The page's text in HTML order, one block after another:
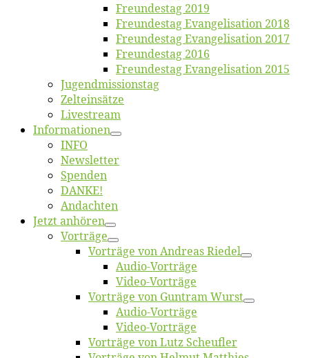
Freun­des­tag 2019
Freun­des­tag Evan­ge­li­sa­ti­on 2018
Freun­des­tag Evan­ge­li­sa­ti­on 2017
Freun­des­tag 2016
Freun­des­tag Evan­ge­li­sa­ti­on 2015
Jugend­mis­sions­tag
Zelt­ein­sät­ze
Live­stream
Informatio­nen
INFO
News­let­ter
Spen­den
DANKE!
An­dach­ten
Jetzt an­hö­ren
Vor­trä­ge
Vor­trä­ge von An­dre­as Riedel
Au­dio-Vor­trä­ge
Vi­deo-Vor­trä­ge
Vor­trä­ge von Gun­tram Wurst
Au­dio-Vor­trä­ge
Vi­deo-Vor­trä­ge
Vor­trä­ge von Lutz Scheufler